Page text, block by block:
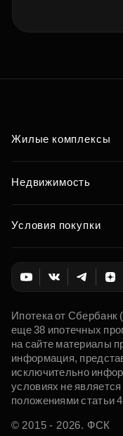
Жилые комплексы
Недвижимость
Условия покупки
Ипотека от Сбербанк
еще 38 ипотечных
на сайте материалы
информация,
исключительно
условиях не
положениями статьи
© 2015 - 2026. ФСК